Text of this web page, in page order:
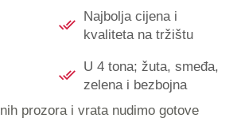
Najbolja cijena i
kvaliteta na tržištu
U 4 tona; žuta, smeđa,
zelena i bezbojna
prozora i vrata nudimo gotove